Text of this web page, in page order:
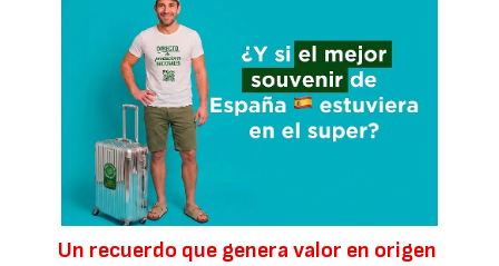
Un recuerdo que genera valor en origen